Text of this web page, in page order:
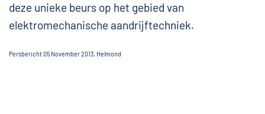
deze unieke beurs op het gebied van
elektromechanische aandrijftechniek.
Persbericht 05 November 2013, Helmond